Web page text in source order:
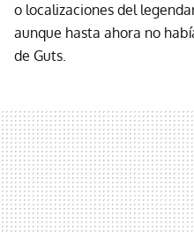
o localizaciones del
aunque hasta ahora no
de Guts.